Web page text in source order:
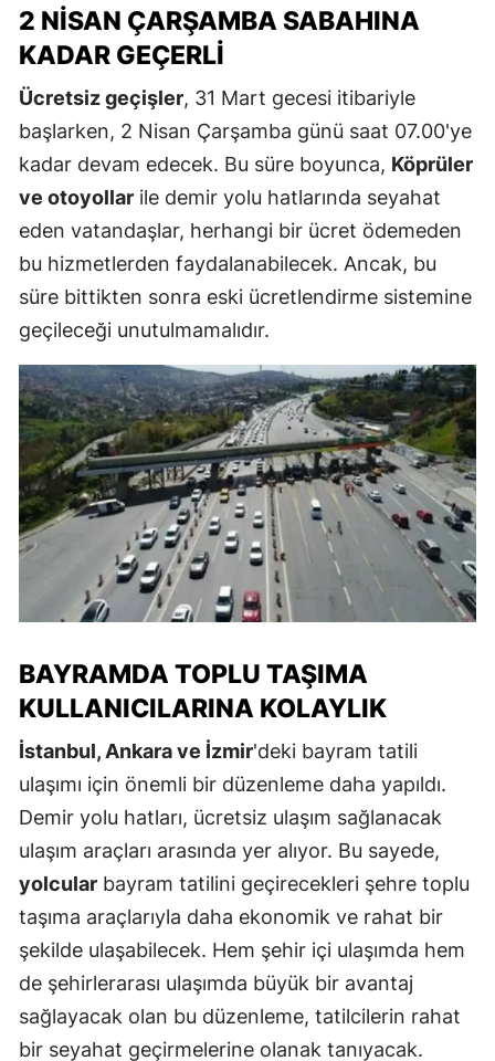
2 NISAN ÇARŞAMBA SABAHINA
KADAR GEÇERLI
Ücretsiz geçişler, 31 Mart gecesi itibariyle
başlarken, 2 Nisan Çarşamba günü saat 07.00'ye
kadar devam edecek. Bu süre boyunca, Köprüler
ve otoyollar ile demir yolu hatlarında seyahat
eden vatandaşlar, herhangi bir ücret ödemeden
bu hizmetlerden faydalanabilecek. Ancak, bu
süre bittikten sonra eski ücretlendirme sistemine
geçileceği unutulmamalıdır.
BAYRAMDA TOPLU TAŞIMA
KULLANICILARINA KOLAYLIK
İstanbul, Ankara ve İzmir'deki bayram tatili
ulaşımı için önemli bir düzenleme daha yapıldı.
Demir yolu hatları, ücretsiz ulaşım sağlanacak
ulaşım araçları arasında yer alıyor. Bu sayede,
yolcular bayram tatilini geçirecekleri şehre toplu
taşıma araçlarıyla daha ekonomik ve rahat bir
şekilde ulaşabilecek. Hem şehir içi ulaşımda hem
de şehirlerarası ulaşımda büyük bir avantaj
sağlayacak olan bu düzenleme, tatilcilerin rahat
bir seyahat geçirmelerine olanak tanıyacak.